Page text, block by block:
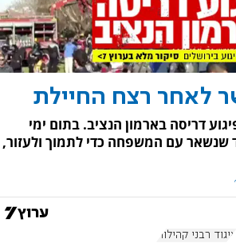
לאחר רצח החיילת
דריסה בארמון הנציב. בתום ימי
עם המשפחה כדי לתמוך ולעזור,
איגוד רבני קהילות